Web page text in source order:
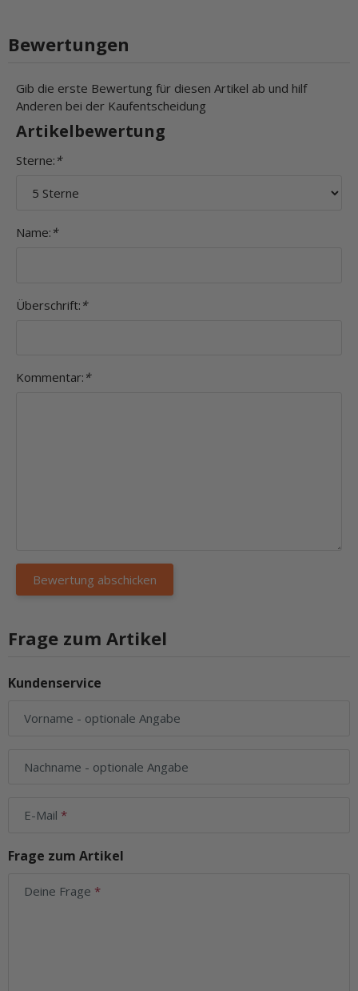
Bewertungen
Gib die erste Bewertung für diesen Artikel ab und hilf
Anderen bei der Kaufentscheidung
Artikelbewertung
Sterne: *
Name: *
Überschrift: *
Kommentar: *
Frage zum Artikel
Kundenservice
Vorname - optionale Angabe
Nachname - optionale Angabe
E-Mail
Frage zum Artikel
Deine Frage